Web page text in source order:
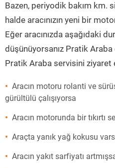
Bazen, periyodik bakım km.
halde aracınızın yeni bir
Eğer aracınızda aşağıdaki
düşünüyorsanız Pratik Araba
Pratik Araba servisini ziyaret
Aracın motoru rolanti ve
gürültülü çalışıyorsa
Aracın motorunda bir tıkırtı
Araçta yanık yağ kokusu
Aracın yakıt sarfiyatı